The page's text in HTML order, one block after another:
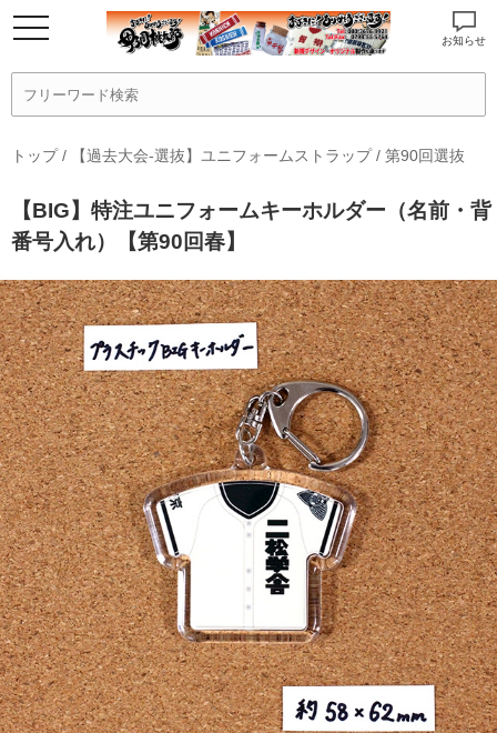
お知らせ
トップ/ 【過去大会-選抜】ユニフォームストラップ/ 第90回選抜
【BIG】特注ユニフォームキーホルダー（名前・背
番号入れ）【第90回春】